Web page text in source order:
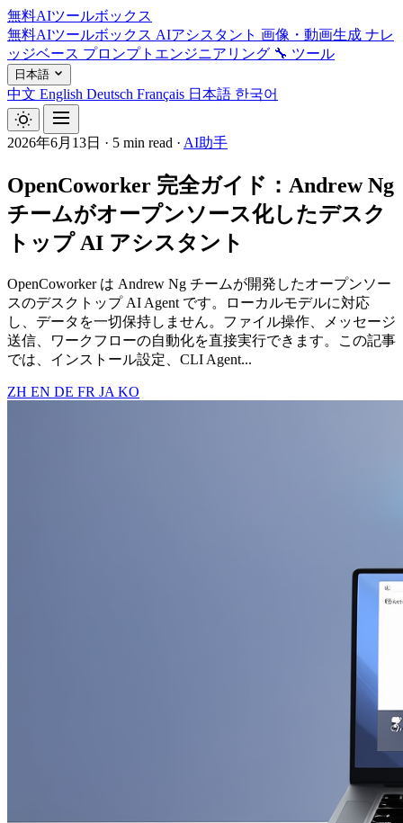
無料AIツールボックス
無料AIツールボックス AIアシスタント 画像・動画生成 ナレ
ッジベース プロンプトエンジニアリング 🔧 ツール
日本語
中文 English Deutsch Français 日本語 한국어
2026年6月13日 · 5 min read · AI助手
OpenCoworker 完全ガイド：Andrew Ng
チームがオープンソース化したデスク
トップ AI アシスタント
OpenCoworker は Andrew Ng チームが開発したオープンソー
スのデスクトップ AI Agent です。ローカルモデルに対応
し、データを一切保持しません。ファイル操作、メッセージ
送信、ワークフローの自動化を直接実行できます。この記事
では、インストール設定、CLI Agent...
ZH EN DE FR JA KO